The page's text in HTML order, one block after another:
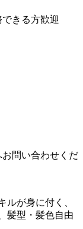
きる方歓迎
問い合わせくだ
ルが身に付く、
髪型・髪色自由